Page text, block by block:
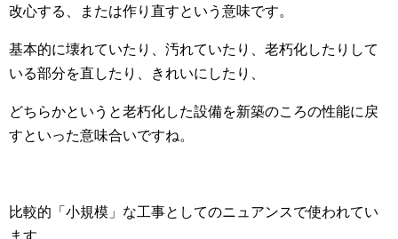
改心する、または作り直すという意味です。
基本的に壊れていたり、汚れていたり、老朽化したりして
いる部分を直したり、きれいにしたり、
どちらかというと老朽化した設備を新築のころの性能に戻
すといった意味合いですね。
比較的「小規模」な工事としてのニュアンスで使われてい
ます。